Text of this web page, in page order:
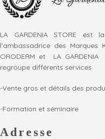
LA GARDENIA STORE est
l’ambassadrice des Marques
ORODERM et LA
regroupe différents services
-Vente gros et détails des
-Formation et séminaire
Adresse